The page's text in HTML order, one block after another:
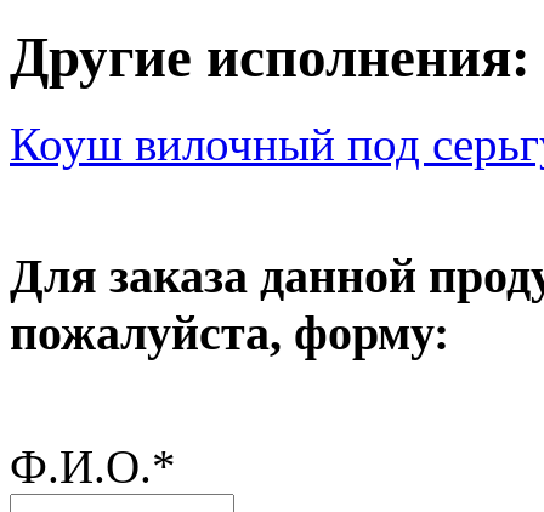
Другие исполнения:
Коуш вилочный под
Для заказа данной
пожалуйста, форму:
Ф.И.О.*